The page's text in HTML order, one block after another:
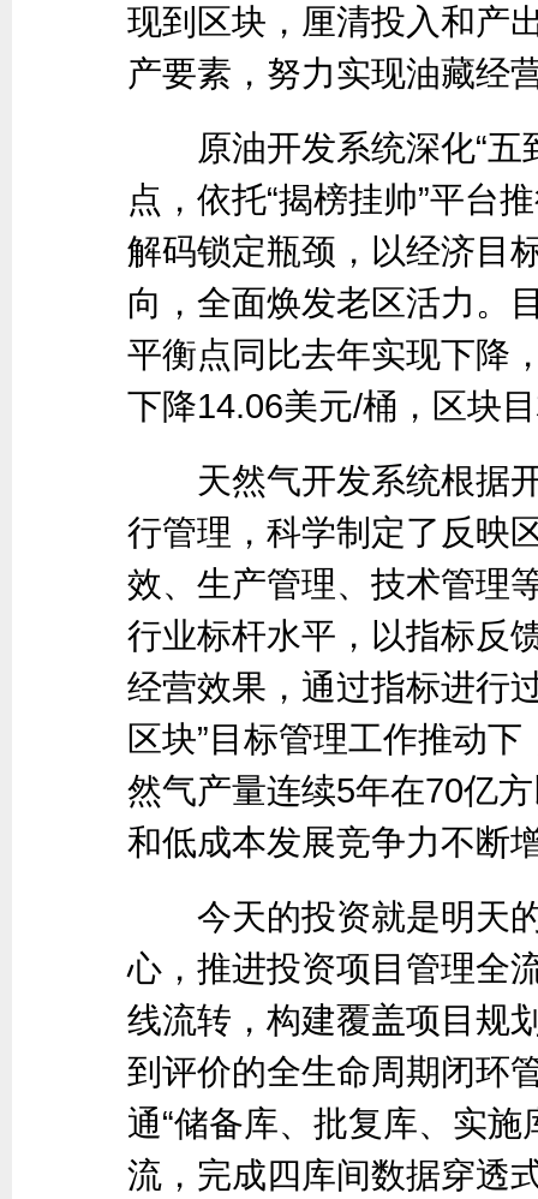
现到区块，厘清投入和产
产要素，努力实现油藏经
原油开发系统深化“五
点，依托“揭榜挂帅”平台
解码锁定瓶颈，以经济目
向，全面焕发老区活力。
平衡点同比去年实现下降
下降14.06美元/桶，区块
天然气开发系统根据开
行管理，科学制定了反映
效、生产管理、技术管理
行业标杆水平，以指标反
经营效果，通过指标进行
区块”目标管理工作推动
然气产量连续5年在70亿
和低成本发展竞争力不断
今天的投资就是明天的
心，推进投资项目管理全
线流转，构建覆盖项目规
到评价的全生命周期闭环
通“储备库、批复库、实
流，完成四库间数据穿透